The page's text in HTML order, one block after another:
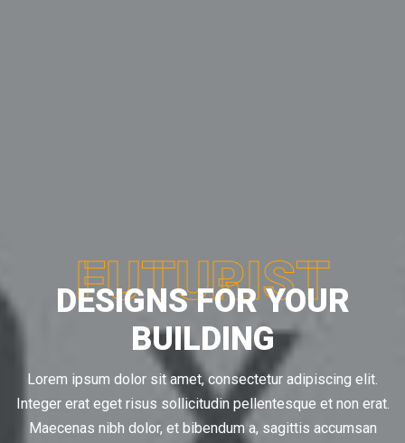
FUTURIST
DESIGNS FOR YOUR
BUILDING
Lorem ipsum dolor sit amet, consectetur adipiscing elit.
Integer erat eget risus sollicitudin pellentesque et non erat.
Maecenas nibh dolor, et bibendum a, sagittis accumsan